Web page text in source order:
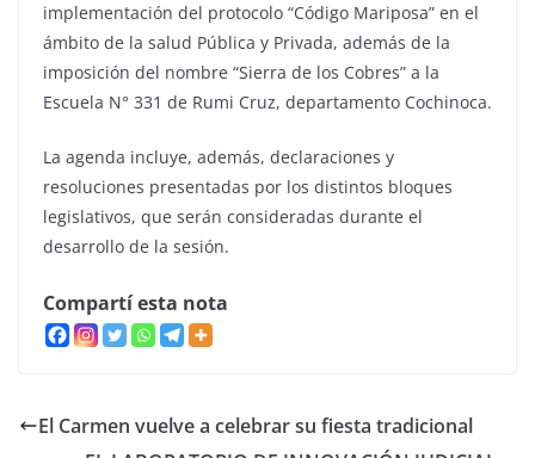
implementación del protocolo “Código Mariposa” en el
ámbito de la salud Pública y Privada, además de la
imposición del nombre “Sierra de los Cobres” a la
Escuela N° 331 de Rumi Cruz, departamento Cochinoca.
La agenda incluye, además, declaraciones y
resoluciones presentadas por los distintos bloques
legislativos, que serán consideradas durante el
desarrollo de la sesión.
Compartí esta nota
El Carmen vuelve a celebrar su fiesta tradicional